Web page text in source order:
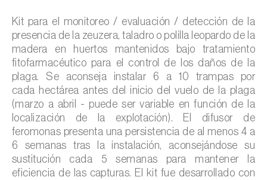
Kit para el monitoreo / evaluación / detección de la
presencia de la zeuzera, taladro o polilla leopardo de la
madera en huertos mantenidos bajo tratamiento
fitofarmacéutico para el control de los daños de la
plaga. Se aconseja instalar 6 a 10 trampas por
cada hectárea antes del inicio del vuelo de la plaga
(marzo a abril - puede ser variable en función de la
localización de la explotación). El difusor de
feromonas presenta una persistencia de al menos 4 a
6 semanas tras la instalación, aconsejándose su
sustitución cada 5 semanas para mantener la
eficiencia de las capturas. El kit fue desarrollado con